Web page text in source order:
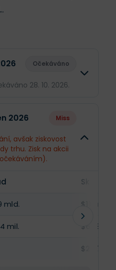
.
Očekáváno
28. 10. 2026.
2026 Miss
avšak ziskovost
trhu. Zisk na akcii
mld. $11,1 mld.
mil. $668 mil.
$2,47